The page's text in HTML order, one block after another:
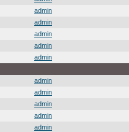
admin
admin
admin
admin
admin
admin
admin
admin
admin
admin